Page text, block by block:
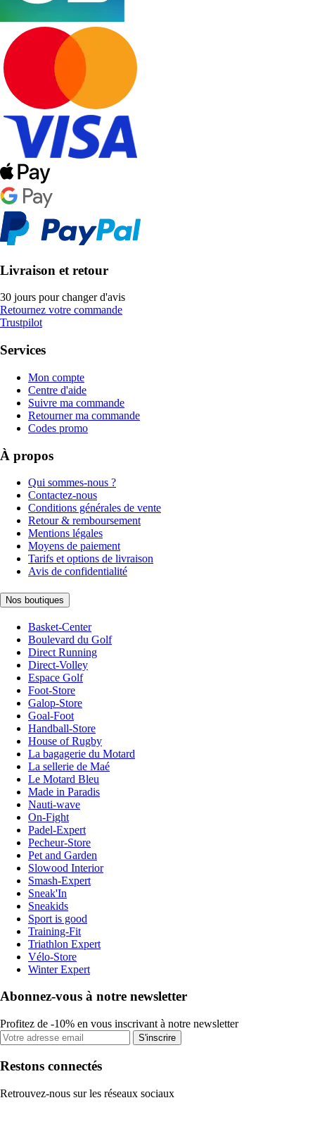
Livraison et retour
30 jours pour changer d'avis
Retournez votre commande
Trustpilot
Services
Mon compte
Centre d'aide
Suivre ma commande
Retourner ma commande
Codes promo
À propos
Qui sommes-nous ?
Contactez-nous
Conditions générales de vente
Retour & remboursement
Mentions légales
Moyens de paiement
Tarifs et options de livraison
Avis de confidentialité
Nos boutiques
Basket-Center
Boulevard du Golf
Direct Running
Direct-Volley
Espace Golf
Foot-Store
Galop-Store
Goal-Foot
Handball-Store
House of Rugby
La bagagerie du Motard
La sellerie de Maé
Le Motard Bleu
Made in Paradis
Nauti-wave
On-Fight
Padel-Expert
Pecheur-Store
Pet and Garden
Slowood Interior
Smash-Expert
Sneak'In
Sneakids
Sport is good
Training-Fit
Triathlon Expert
Vélo-Store
Winter Expert
Abonnez-vous à notre newsletter
Profitez de -10% en vous inscrivant à notre newsletter
S'inscrire
Restons connectés
Retrouvez-nous sur les réseaux sociaux